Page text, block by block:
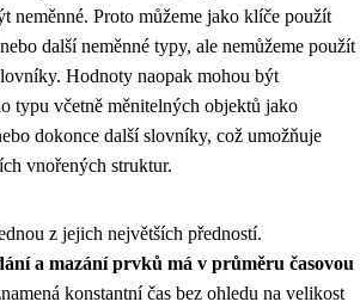
neměnné. Proto můžeme jako klíče použít
další neměnné typy, ale nemůžeme použít
Hodnoty naopak mohou být
typu včetně měnitelných objektů jako
dokonce další slovníky, což umožňuje
vnořených struktur.
z jejich největších předností.
a mazání prvků má v průměru časovou
konstantní čas bez ohledu na velikost